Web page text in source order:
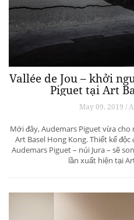
Vallée de Jou – khởi
Piguet tại Art
May 09, 2019 /
Mới đây, Audemars Piguet vừa
Art Basel Hong Kong. Thiết kế
Audemars Piguet – núi Jura – sẽ
lần xuất hiện tại